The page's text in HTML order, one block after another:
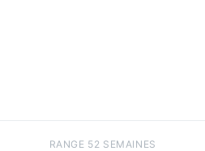
RANGE 52 SEMAINES